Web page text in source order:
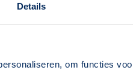
Details
om functies